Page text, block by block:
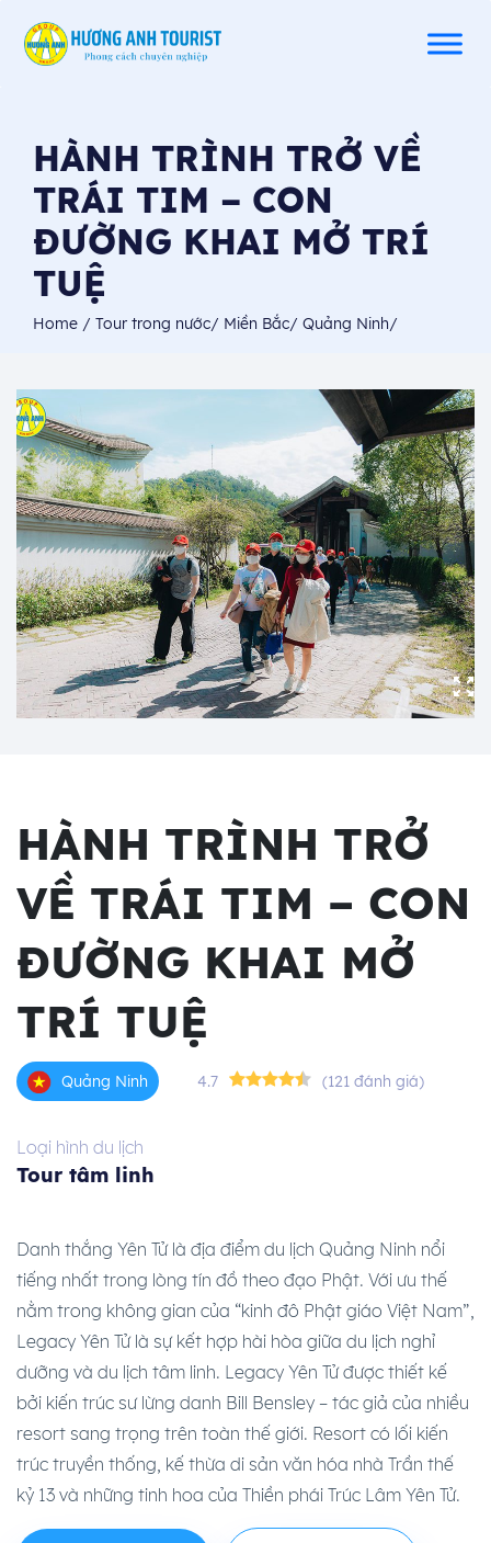
HÀNH TRÌNH TRỞ VỀ
TRÁI TIM – CON
ĐƯỜNG KHAI MỞ TRÍ
TUỆ
Home / Tour trong nước/ Miền Bắc/ Quảng Ninh/
HÀNH TRÌNH TRỞ
VỀ TRÁI TIM – CON
ĐƯỜNG KHAI MỞ
TRÍ TUỆ
Quảng Ninh 4.7 (121 đánh giá)
Loại hình du lịch
Tour tâm linh
Danh thắng Yên Tử là địa điểm du lịch Quảng Ninh nổi
tiếng nhất trong lòng tín đồ theo đạo Phật. Với ưu thế
nằm trong không gian của “kinh đô Phật giáo Việt Nam”,
Legacy Yên Tử là sự kết hợp hài hòa giữa du lịch nghỉ
dưỡng và du lịch tâm linh. Legacy Yên Tử được thiết kế
bởi kiến trúc sư lừng danh Bill Bensley – tác giả của nhiều
resort sang trọng trên toàn thế giới. Resort có lối kiến
trúc truyền thống, kế thừa di sản văn hóa nhà Trần thế
kỷ 13 và những tinh hoa của Thiền phái Trúc Lâm Yên Tử.